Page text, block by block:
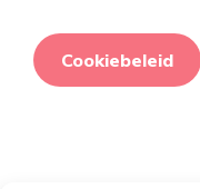
Cookiebeleid